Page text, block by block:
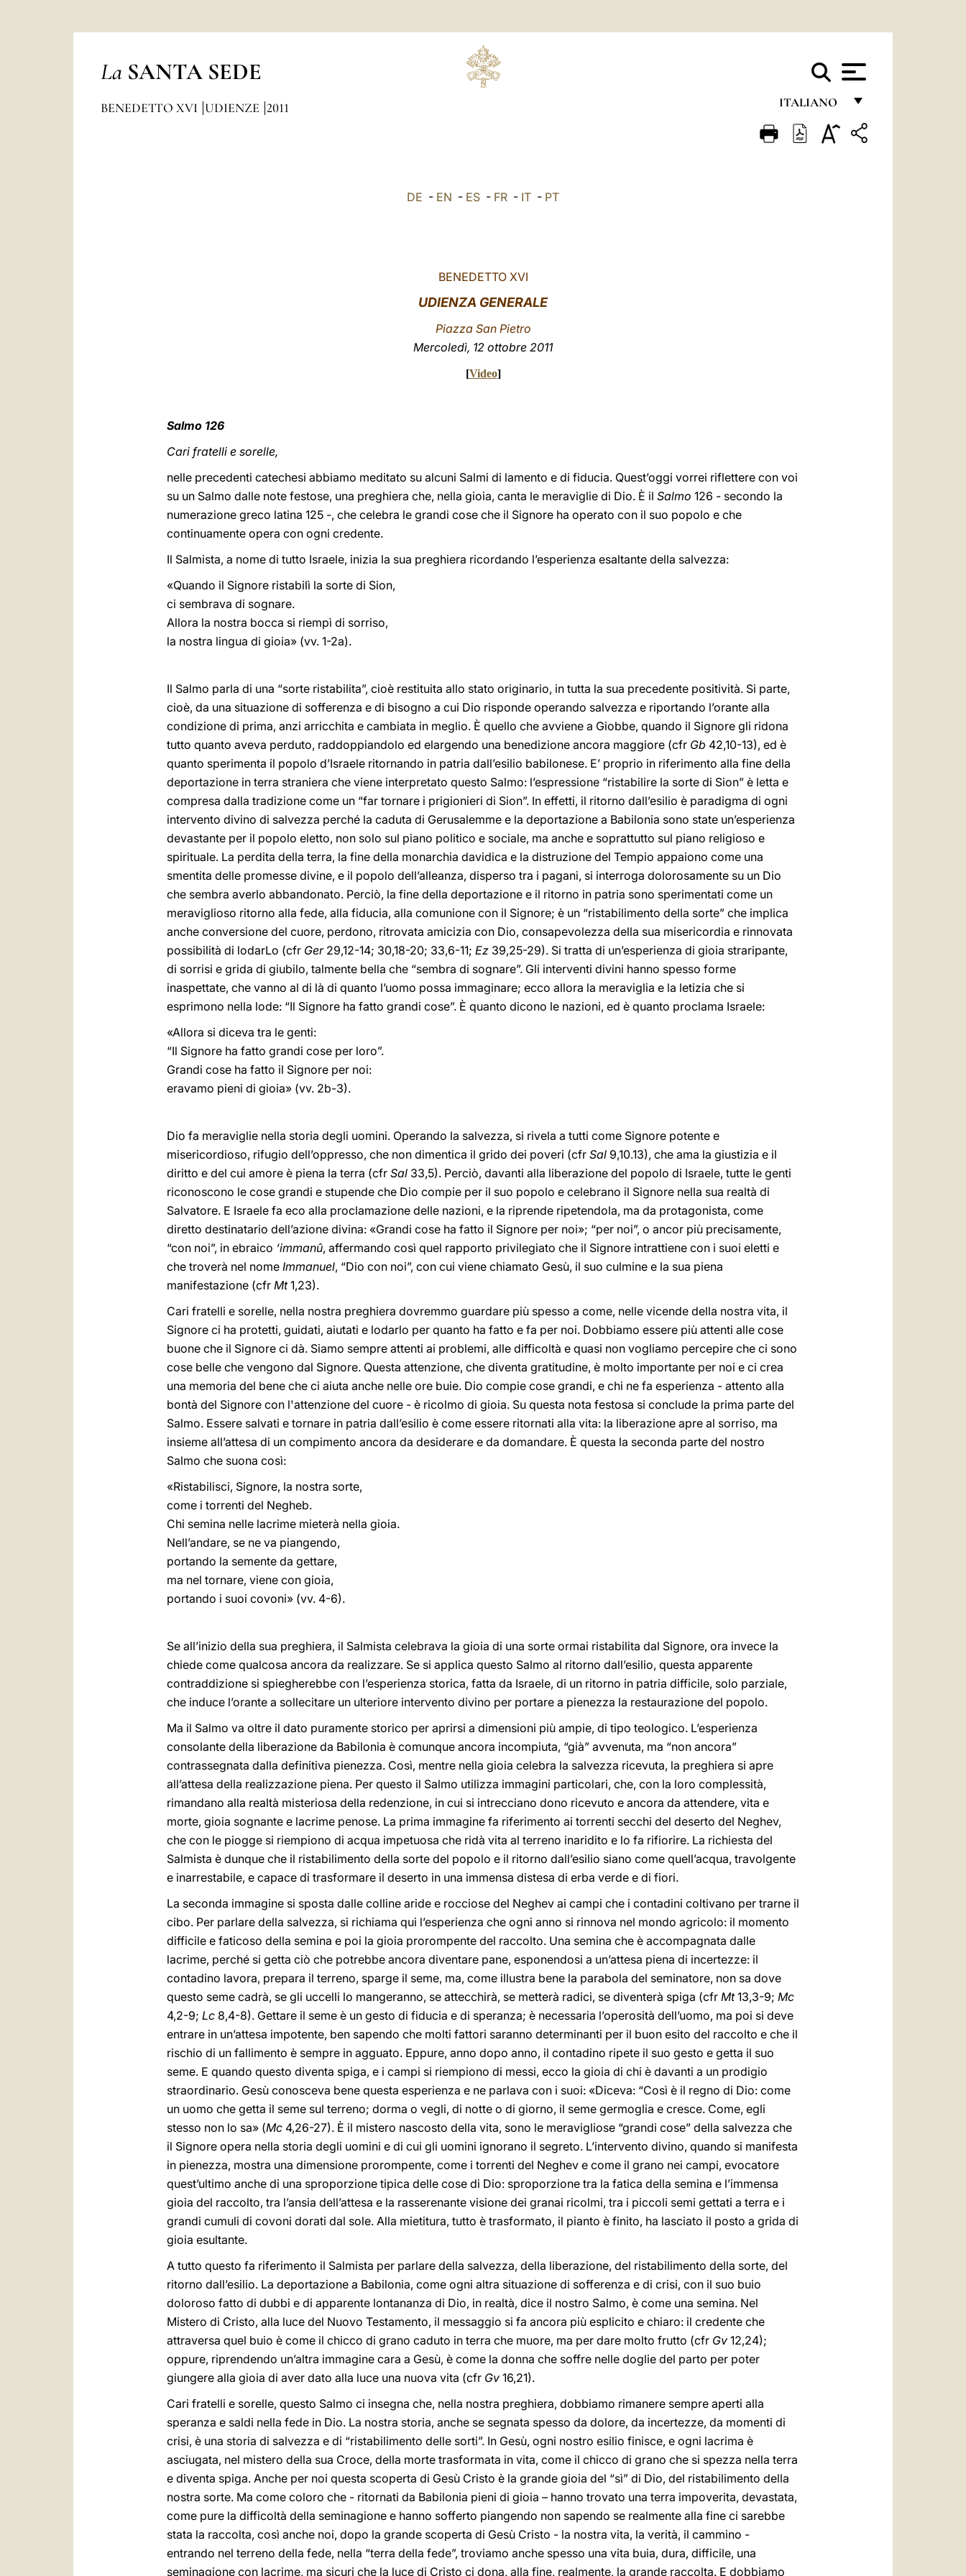
La SANTA SEDE
ITALIANO
FRANÇAIS
BENEDETTO XVI UDIENZE 2011
DE - EN - ES - FR - IT - PT
BENEDETTO XVI
UDIENZA GENERALE
Piazza San Pietro
Mercoledì, 12 ottobre 2011
[Video]
Salmo 126
Cari fratelli e sorelle,
nelle precedenti catechesi abbiamo meditato su alcuni Salmi di lamento e di fiducia. Quest’oggi vorrei riflettere con voi
su un Salmo dalle note festose, una preghiera che, nella gioia, canta le meraviglie di Dio. È il Salmo 126 - secondo la
numerazione greco latina 125 -, che celebra le grandi cose che il Signore ha operato con il suo popolo e che
continuamente opera con ogni credente.
Il Salmista, a nome di tutto Israele, inizia la sua preghiera ricordando l’esperienza esaltante della salvezza:
«Quando il Signore ristabilì la sorte di Sion,
ci sembrava di sognare.
Allora la nostra bocca si riempì di sorriso,
la nostra lingua di gioia» (vv. 1-2a).
Il Salmo parla di una “sorte ristabilita”, cioè restituita allo stato originario, in tutta la sua precedente positività. Si parte,
cioè, da una situazione di sofferenza e di bisogno a cui Dio risponde operando salvezza e riportando l’orante alla
condizione di prima, anzi arricchita e cambiata in meglio. È quello che avviene a Giobbe, quando il Signore gli ridona
tutto quanto aveva perduto, raddoppiandolo ed elargendo una benedizione ancora maggiore (cfr Gb 42,10-13), ed è
quanto sperimenta il popolo d’Israele ritornando in patria dall’esilio babilonese. E’ proprio in riferimento alla fine della
deportazione in terra straniera che viene interpretato questo Salmo: l’espressione “ristabilire la sorte di Sion” è letta e
compresa dalla tradizione come un “far tornare i prigionieri di Sion”. In effetti, il ritorno dall’esilio è paradigma di ogni
intervento divino di salvezza perché la caduta di Gerusalemme e la deportazione a Babilonia sono state un’esperienza
devastante per il popolo eletto, non solo sul piano politico e sociale, ma anche e soprattutto sul piano religioso e
spirituale. La perdita della terra, la fine della monarchia davidica e la distruzione del Tempio appaiono come una
smentita delle promesse divine, e il popolo dell’alleanza, disperso tra i pagani, si interroga dolorosamente su un Dio
che sembra averlo abbandonato. Perciò, la fine della deportazione e il ritorno in patria sono sperimentati come un
meraviglioso ritorno alla fede, alla fiducia, alla comunione con il Signore; è un “ristabilimento della sorte” che implica
anche conversione del cuore, perdono, ritrovata amicizia con Dio, consapevolezza della sua misericordia e rinnovata
possibilità di lodarLo (cfr Ger29,12-14; 30,18-20; 33,6-11; Ez 39,25-29). Si tratta di un’esperienza di gioia straripante,
di sorrisi e grida di giubilo, talmente bella che “sembra di sognare”. Gli interventi divini hanno spesso forme
inaspettate, che vanno al di là di quanto l’uomo possa immaginare; ecco allora la meraviglia e la letizia che si
esprimono nella lode: “Il Signore ha fatto grandi cose”. È quanto dicono le nazioni, ed è quanto proclama Israele:
«Allora si diceva tra le genti:
“Il Signore ha fatto grandi cose per loro”.
Grandi cose ha fatto il Signore per noi:
eravamo pieni di gioia» (vv. 2b-3).
Dio fa meraviglie nella storia degli uomini. Operando la salvezza, si rivela a tutti come Signore potente e
misericordioso, rifugio dell’oppresso, che non dimentica il grido dei poveri (cfr Sal 9,10.13), che ama la giustizia e il
diritto e del cui amore è piena la terra (cfr Sal 33,5). Perciò, davanti alla liberazione del popolo di Israele, tutte le genti
riconoscono le cose grandi e stupende che Dio compie per il suo popolo e celebrano il Signore nella sua realtà di
Salvatore. E Israele fa eco alla proclamazione delle nazioni, e la riprende ripetendola, ma da protagonista, come
diretto destinatario dell’azione divina: «Grandi cose ha fatto il Signore per noi»; “per noi”, o ancor più precisamente,
“con noi”, in ebraico ‘immanû, affermando così quel rap­porto privilegiato che il Signore intrattiene con i suoi eletti e
che troverà nel nome Immanuel, “Dio con noi”, con cui viene chiamato Gesù, il suo cul­mine e la sua piena
manifestazione (cfr Mt1,23).
Cari fratelli e sorelle, nella nostra preghiera dovremmo guardare più spesso a come, nelle vicende della nostra vita, il
Signore ci ha protetti, guidati, aiutati e lodarlo per quanto ha fatto e fa per noi. Dobbiamo essere più attenti alle cose
buone che il Signore ci dà. Siamo sempre attenti ai problemi, alle difficoltà e quasi non vogliamo percepire che ci sono
cose belle che vengono dal Signore. Questa attenzione, che diventa gratitudine, è molto importante per noi e ci crea
una memoria del bene che ci aiuta anche nelle ore buie. Dio compie cose grandi, e chi ne fa esperienza - attento alla
bontà del Signore con l'attenzione del cuore - è ricolmo di gioia. Su questa nota festosa si conclude la prima parte del
Salmo. Essere salvati e tornare in patria dall’esilio è come essere ritornati alla vita: la liberazione apre al sorriso, ma
insieme all’attesa di un compimento ancora da desiderare e da domandare. È questa la seconda parte del nostro
Salmo che suona così:
«Ristabilisci, Signore, la nostra sorte,
come i torrenti del Negheb.
Chi semina nelle lacrime mieterà nella gioia.
Nell’andare, se ne va piangendo,
portando la semente da gettare,
ma nel tornare, viene con gioia,
portando i suoi covoni» (vv. 4-6).
Se all’inizio della sua preghiera, il Salmista celebrava la gioia di una sorte ormai ristabilita dal Signore, ora invece la
chiede come qualcosa ancora da realizzare. Se si applica questo Salmo al ritorno dall’esilio, questa apparente
contraddizione si spiegherebbe con l’esperienza storica, fatta da Israele, di un ritorno in patria difficile, solo parziale,
che induce l’orante a sollecitare un ulteriore intervento divino per portare a pienezza la restaurazione del popolo.
Ma il Salmo va oltre il dato puramente storico per aprirsi a dimensioni più ampie, di tipo teologico. L’esperienza
consolante della liberazione da Babilonia è comunque ancora incompiuta, “già” avvenuta, ma “non ancora”
contrassegnata dalla definitiva pienezza. Così, mentre nella gioia celebra la salvezza ricevuta, la preghiera si apre
all’attesa della realizzazione piena. Per questo il Salmo utilizza immagini particolari, che, con la loro complessità,
rimandano alla realtà misteriosa della redenzione, in cui si intrecciano dono ricevuto e ancora da attendere, vita e
morte, gioia sognante e lacrime penose. La prima immagine fa riferimento ai torrenti secchi del deserto del Neghev,
che con le piogge si riempiono di acqua impetuosa che ridà vita al terreno inaridito e lo fa rifiorire. La richiesta del
Salmista è dunque che il ristabilimento della sorte del popolo e il ritorno dall’esilio siano come quell’acqua, travolgente
e inarrestabile, e capace di trasformare il deserto in una immensa distesa di erba verde e di fiori.
La seconda immagine si sposta dalle colline aride e rocciose del Neghev ai campi che i contadini coltivano per trarne il
cibo. Per parlare della salvezza, si richiama qui l’esperienza che ogni anno si rinnova nel mondo agricolo: il momento
difficile e faticoso della semina e poi la gioia prorompente del raccolto. Una semina che è accompagnata dalle
lacrime, perché si getta ciò che potrebbe ancora diventare pane, esponendosi a un’attesa piena di incertezze: il
contadino lavora, prepara il terreno, sparge il seme, ma, come illustra bene la parabola del seminatore, non sa dove
questo seme cadrà, se gli uccelli lo mangeranno, se attecchirà, se metterà radici, se diventerà spiga (cfr Mt13,3-9; Mc
4,2-9; Lc 8,4-8). Gettare il seme è un gesto di fiducia e di speranza; è necessaria l’operosità dell’uomo, ma poi si deve
entrare in un’attesa impotente, ben sapendo che molti fattori saranno determinanti per il buon esito del raccolto e che il
rischio di un fallimento è sempre in agguato. Eppure, anno dopo anno, il contadino ripete il suo gesto e getta il suo
seme. E quando questo diventa spiga, e i campi si riempiono di messi, ecco la gioia di chi è davanti a un prodigio
straordinario. Gesù conosceva bene questa esperienza e ne parlava con i suoi: «Diceva: “Così è il regno di Dio: come
un uomo che getta il seme sul terreno; dorma o vegli, di notte o di giorno, il seme germoglia e cresce. Come, egli
stesso non lo sa» (Mc 4,26-27). È il mistero nascosto della vita, sono le meravigliose “grandi cose” della salvezza che
il Signore opera nella storia degli uomini e di cui gli uomini ignorano il segreto. L’intervento divino, quando si manifesta
in pienezza, mostra una dimensione prorompente, come i torrenti del Neghev e come il grano nei campi, evocatore
quest’ultimo anche di una sproporzione tipica delle cose di Dio: sproporzione tra la fatica della semina e l’immensa
gioia del raccolto, tra l’ansia dell’attesa e la rasserenante visione dei granai ricolmi, tra i piccoli semi gettati a terra e i
grandi cumuli di covoni dorati dal sole. Alla mietitura, tutto è trasformato, il pianto è finito, ha lasciato il posto a grida di
gioia esultante.
A tutto questo fa riferimento il Salmista per parlare della salvezza, della liberazione, del ristabilimento della sorte, del
ritorno dall’esilio. La deportazione a Babilonia, come ogni altra situazione di sofferenza e di crisi, con il suo buio
doloroso fatto di dubbi e di apparente lontananza di Dio, in realtà, dice il nostro Salmo, è come una semina. Nel
Mistero di Cristo, alla luce del Nuovo Testamento, il messaggio si fa ancora più esplicito e chiaro: il credente che
attraversa quel buio è come il chicco di grano caduto in terra che muore, ma per dare molto frutto (cfr Gv 12,24);
oppure, riprendendo un’altra immagine cara a Gesù, è come la donna che soffre nelle doglie del parto per poter
giungere alla gioia di aver dato alla luce una nuova vita (cfr Gv 16,21).
Cari fratelli e sorelle, questo Salmo ci insegna che, nella nostra preghiera, dobbiamo rimanere sempre aperti alla
speranza e saldi nella fede in Dio. La nostra storia, anche se segnata spesso da dolore, da incertezze, da momenti di
crisi, è una storia di salvezza e di “ristabilimento delle sorti”. In Gesù, ogni nostro esilio finisce, e ogni lacrima è
asciugata, nel mistero della sua Croce, della morte trasformata in vita, come il chicco di grano che si spezza nella terra
e diventa spiga. Anche per noi questa scoperta di Gesù Cristo è la grande gioia del “sì” di Dio, del ristabilimento della
nostra sorte. Ma come coloro che - ritornati da Babilonia pieni di gioia – hanno trovato una terra impoverita, devastata,
come pure la difficoltà della seminagione e hanno sofferto piangendo non sapendo se realmente alla fine ci sarebbe
stata la raccolta, così anche noi, dopo la grande scoperta di Gesù Cristo - la nostra vita, la verità, il cammino -
entrando nel terreno della fede, nella “terra della fede”, troviamo anche spesso una vita buia, dura, difficile, una
seminagione con lacrime, ma sicuri che la luce di Cristo ci dona, alla fine, realmente, la grande raccolta. E dobbiamo